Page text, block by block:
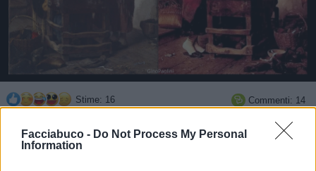
Facciabuco - Do Not Process My Personal
Information
Stime: 16  Commenti: 14
Ti stimo fratella